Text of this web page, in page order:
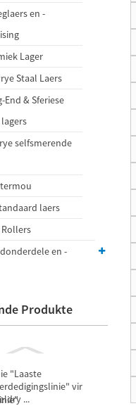
en -
Lager
Staal Laers
End & Sferiese
selfsmerende
laers
en -
Produkte
"Laaste
vir
...